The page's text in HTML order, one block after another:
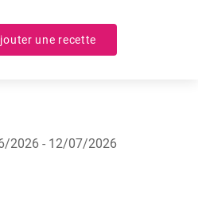
une recette
2026 - 12/07/2026